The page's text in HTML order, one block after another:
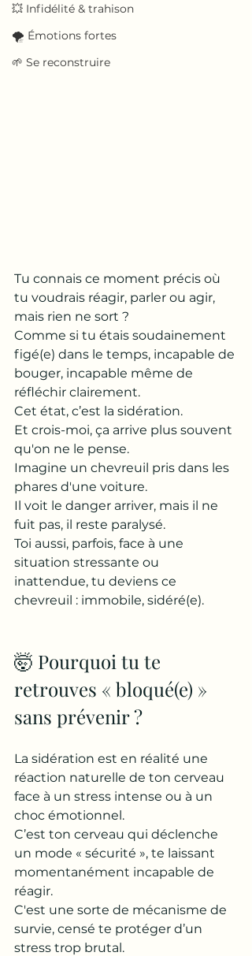
💥 Infidélité & trahison
🌪️ Émotions fortes
🌱 Se reconstruire
Tu connais ce moment précis où
tu voudrais réagir, parler ou agir,
mais rien ne sort ?
Comme si tu étais soudainement
figé(e) dans le temps, incapable de
bouger, incapable même de
réfléchir clairement.
Cet état, c’est la sidération.
Et crois-moi, ça arrive plus souvent
qu'on ne le pense.
Imagine un chevreuil pris dans les
phares d'une voiture.
Il voit le danger arriver, mais il ne
fuit pas, il reste paralysé.
Toi aussi, parfois, face à une
situation stressante ou
inattendue, tu deviens ce
chevreuil : immobile, sidéré(e).
🤯 Pourquoi tu te
retrouves « bloqué(e) »
sans prévenir ?
La sidération est en réalité une
réaction naturelle de ton cerveau
face à un stress intense ou à un
choc émotionnel.
C’est ton cerveau qui déclenche
un mode « sécurité », te laissant
momentanément incapable de
réagir.
C'est une sorte de mécanisme de
survie, censé te protéger d’un
stress trop brutal.